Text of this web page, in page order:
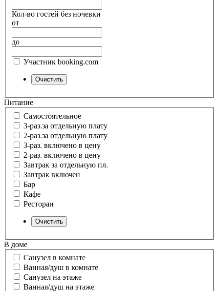
Кол-во гостей без ночевки
от
до
Участник booking.com
Питание
Самостоятельное
3-раз.за отдельную плату
2-раз.за отдельную плату
3-раз. включено в цену
2-раз. включено в цену
Завтрак за отдельную пл.
Завтрак включен
Бар
Кафе
Ресторан
В доме
Санузел в комнате
Ванная/душ в комнате
Санузел на этаже
Ванная/душ на этаже